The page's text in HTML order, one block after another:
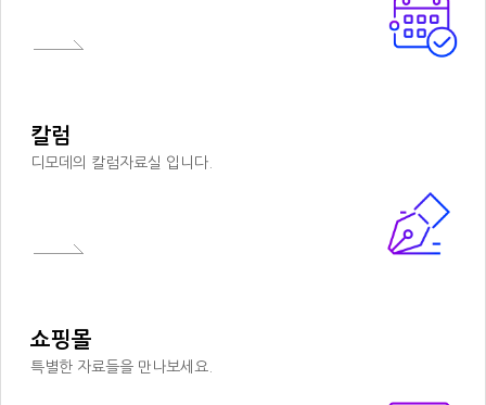
칼럼
디모데의 칼럼자료실 입니다.
쇼핑몰
특별한 자료들을 만나보세요.